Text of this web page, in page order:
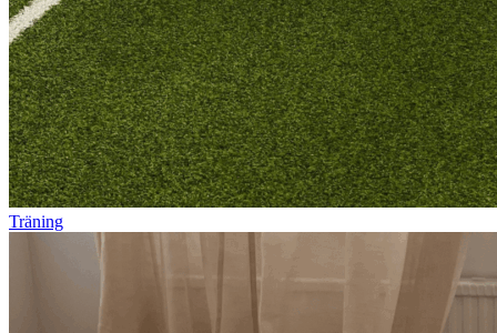
Träning